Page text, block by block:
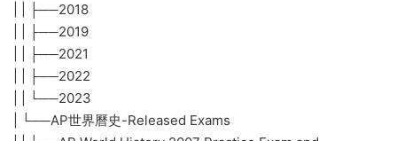
| | ├──2018
| | ├──2019
| | ├──2021
| | ├──2022
| | └──2023
| └──AP世界曆史-Released Exams